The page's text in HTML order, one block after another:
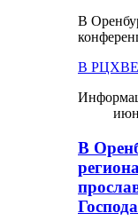
В
В РЦХВЕ
В